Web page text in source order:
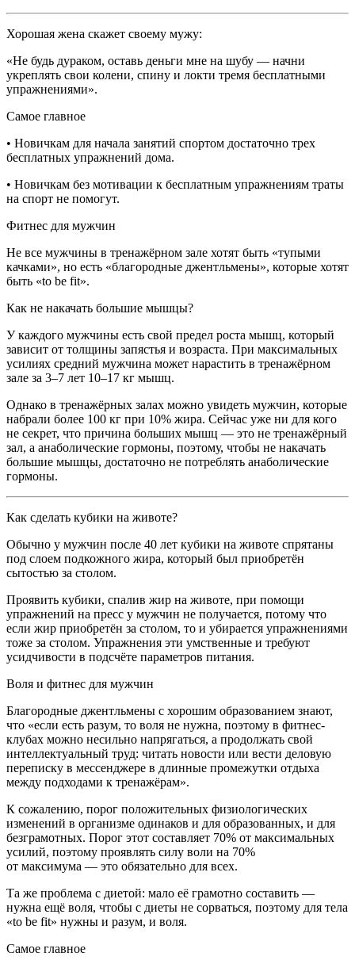
Хорошая жена скажет своему мужу:
«Не будь дураком, оставь деньги мне на шубу — начни
укреплять свои колени, спину и локти тремя бесплатными
упражнениями».
Самое главное
• Новичкам для начала занятий спортом достаточно трех
бесплатных упражнений дома.
• Новичкам без мотивации к бесплатным упражнениям траты
на спорт не помогут.
Фитнес для мужчин
Не все мужчины в тренажёрном зале хотят быть «тупыми
качками», но есть «благородные джентльмены», которые хотят
быть «to be fit».
Как не накачать большие мышцы?
У каждого мужчины есть свой предел роста мышц, который
зависит от толщины запястья и возраста. При максимальных
усилиях средний мужчина может нарастить в тренажёрном
зале за 3–7 лет 10–17 кг мышц.
Однако в тренажёрных залах можно увидеть мужчин, которые
набрали более 100 кг при 10% жира. Сейчас уже ни для кого
не секрет, что причина больших мышц — это не тренажёрный
зал, а анаболические гормоны, поэтому, чтобы не накачать
большие мышцы, достаточно не потреблять анаболические
гормоны.
Как сделать кубики на животе?
Обычно у мужчин после 40 лет кубики на животе спрятаны
под слоем подкожного жира, который был приобретён
сытостью за столом.
Проявить кубики, спалив жир на животе, при помощи
упражнений на пресс у мужчин не получается, потому что
если жир приобретён за столом, то и убирается упражнениями
тоже за столом. Упражнения эти умственные и требуют
усидчивости в подсчёте параметров питания.
Воля и фитнес для мужчин
Благородные джентльмены с хорошим образованием знают,
что «если есть разум, то воля не нужна, поэтому в фитнес-
клубах можно несильно напрягаться, а продолжать свой
интеллектуальный труд: читать новости или вести деловую
переписку в мессенджере в длинные промежутки отдыха
между подходами к тренажёрам».
К сожалению, порог положительных физиологических
изменений в организме одинаков и для образованных, и для
безграмотных. Порог этот составляет 70% от максимальных
усилий, поэтому проявлять силу воли на 70%
от максимума — это обязательно для всех.
Та же проблема с диетой: мало её грамотно составить —
нужна ещё воля, чтобы с диеты не сорваться, поэтому для тела
«to be fit» нужны и разум, и воля.
Самое главное